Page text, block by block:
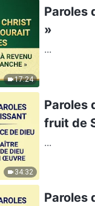
17:24
Paroles
»
...
34:32
Paroles
fruit de
...
Paroles